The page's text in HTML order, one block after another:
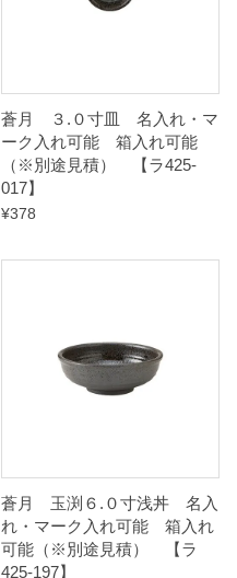
蒼月 ３.０寸皿 名入れ・マ
ーク入れ可能 箱入れ可能
（※別途見積） 【ラ425-
017】
¥378
蒼月 玉渕６.０寸浅丼 名入
れ・マーク入れ可能 箱入れ
可能（※別途見積） 【ラ
425-197】